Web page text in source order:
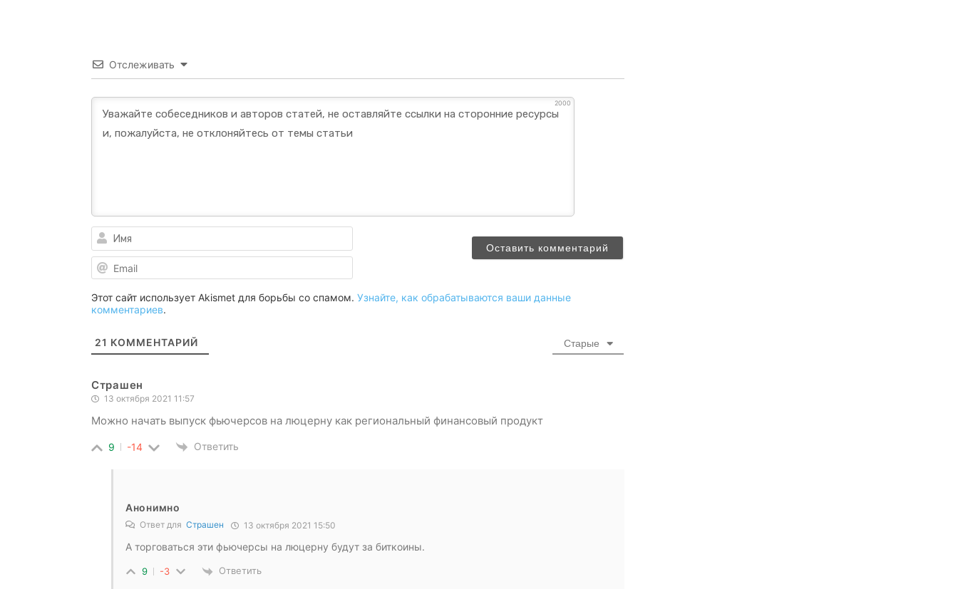
Отслеживать
2000
Этот сайт использует Akismet для борьбы со спамом. Узнайте, как обрабатываются ваши данные
комментариев.
21 КОММЕНТАРИЙ Старые
Страшен
13 октября 2021 11:57
Можно начать выпуск фьючерсов на люцерну как региональный финансовый продукт
9 -14 Ответить
Анонимно
Ответ для Страшен 13 октября 2021 15:50
А торговаться эти фьючерсы на люцерну будут за биткоины.
9 -3 Ответить